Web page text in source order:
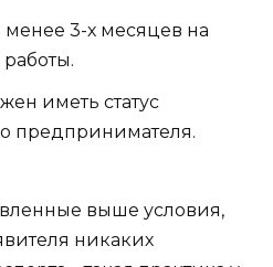
3-х месяцев на
иметь статус
предпринимателя.
выше условия,
никаких